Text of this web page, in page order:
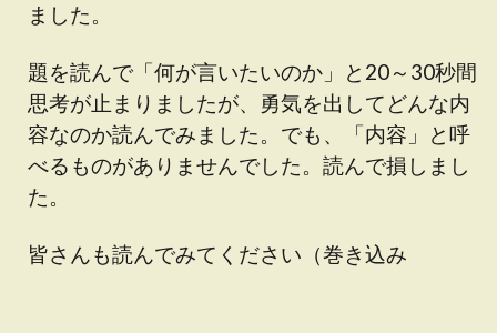
ました。
題を読んで「何が言いたいのか」と20～30秒間
思考が止まりましたが、勇気を出してどんな内
容なのか読んでみました。でも、「内容」と呼
べるものがありませんでした。読んで損しまし
た。
皆さんも読んでみてください（巻き込み